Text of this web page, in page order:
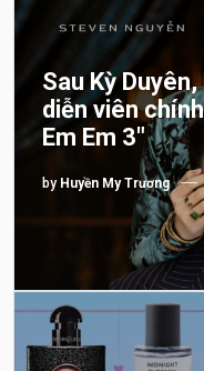
Sau Kỳ
diễn viên
Em Em 3″
by Huyền My Trương